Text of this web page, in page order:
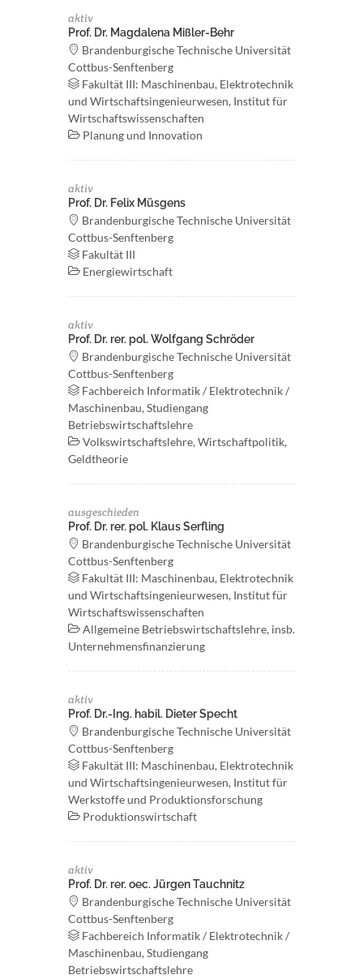
aktiv
Prof. Dr. Magdalena Mißler-Behr
Brandenburgische Technische Universität
Cottbus-Senftenberg
Fakultät III: Maschinenbau, Elektrotechnik
und Wirtschaftsingenieurwesen, Institut für
Wirtschaftswissenschaften
Planung und Innovation
aktiv
Prof. Dr. Felix Müsgens
Brandenburgische Technische Universität
Cottbus-Senftenberg
Fakultät III
Energiewirtschaft
aktiv
Prof. Dr. rer. pol. Wolfgang Schröder
Brandenburgische Technische Universität
Cottbus-Senftenberg
Fachbereich Informatik / Elektrotechnik /
Maschinenbau, Studiengang
Betriebswirtschaftslehre
Volkswirtschaftslehre, Wirtschaftpolitik,
Geldtheorie
ausgeschieden
Prof. Dr. rer. pol. Klaus Serfling
Brandenburgische Technische Universität
Cottbus-Senftenberg
Fakultät III: Maschinenbau, Elektrotechnik
und Wirtschaftsingenieurwesen, Institut für
Wirtschaftswissenschaften
Allgemeine Betriebswirtschaftslehre, insb.
Unternehmensfinanzierung
aktiv
Prof. Dr.-Ing. habil. Dieter Specht
Brandenburgische Technische Universität
Cottbus-Senftenberg
Fakultät III: Maschinenbau, Elektrotechnik
und Wirtschaftsingenieurwesen, Institut für
Werkstoffe und Produktionsforschung
Produktionswirtschaft
aktiv
Prof. Dr. rer. oec. Jürgen Tauchnitz
Brandenburgische Technische Universität
Cottbus-Senftenberg
Fachbereich Informatik / Elektrotechnik /
Maschinenbau, Studiengang
Betriebswirtschaftslehre